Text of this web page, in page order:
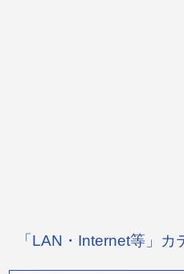
「LAN・Internet等」